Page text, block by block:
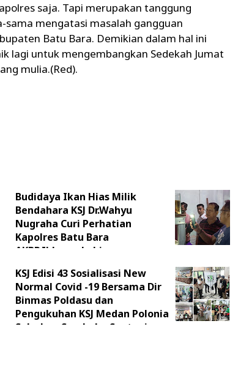
saja. Tapi merupakan tanggung
mengatasi masalah gangguan
Batu Bara. Demikian dalam hal ini
lagi untuk mengembangkan Sedekah Jumat
mulia.(Red).
Budidaya Ikan Hias Milik
Bendahara KSJ Dr.Wahyu
Nugraha Curi Perhatian
Kapolres Batu Bara
AKBP.Ikhwan Lubis
KSJ Edisi 43 Sosialisasi New
Normal Covid -19 Bersama Dir
Binmas Poldasu dan
Pengukuhan KSJ Medan Polonia
Salurkan Sembako Santuni